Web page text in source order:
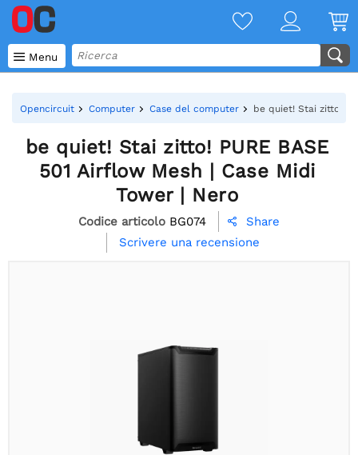
 Menu
Opencircuit Computer Case del computer be quiet! Stai zitto!
be quiet! Stai zitto! PURE BASE
501 Airflow Mesh | Case Midi
Tower | Nero
Codice articolo BG074 
Share
Scrivere una recensione